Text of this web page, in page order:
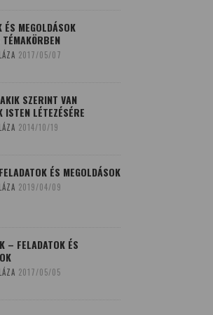
ÉS MEGOLDÁSOK
2017/05/07
SZERINT VAN
ISTEN LÉTEZÉSÉRE
2014/10/19
ÉS MEGOLDÁSOK
2019/04/09
– FELADATOK ÉS
2017/05/05